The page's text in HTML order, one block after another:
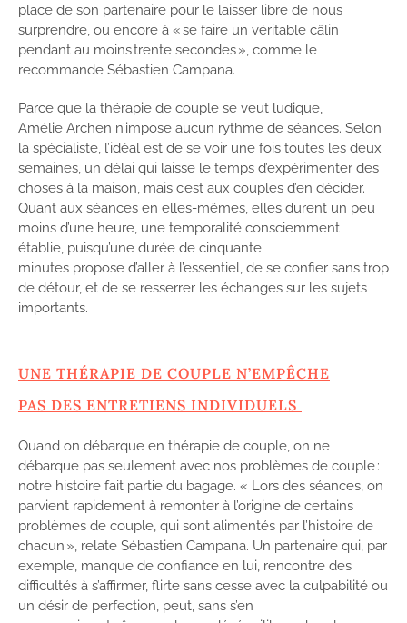
place de son partenaire pour le laisser libre de nous
surprendre, ou encore à « se faire un véritable câlin
pendant au moins trente secondes », comme le
recommande Sébastien Campana.
Parce que la thérapie de couple se veut ludique,
Amélie Archen n’impose aucun rythme de séances. Selon
la spécialiste, l’idéal est de se voir une fois toutes les deux
semaines, un délai qui laisse le temps d’expérimenter des
choses à la maison, mais c’est aux couples d’en décider.
Quant aux séances en elles-mêmes, elles durent un peu
moins d’une heure, une temporalité consciemment
établie, puisqu’une durée de cinquante
minutes propose d’aller à l’essentiel, de se confier sans trop
de détour, et de se resserrer les échanges sur les sujets
importants.
UNE THÉRAPIE DE COUPLE N’EMPÊCHE
PAS DES ENTRETIENS INDIVIDUELS
Quand on débarque en thérapie de couple, on ne
débarque pas seulement avec nos problèmes de couple :
notre histoire fait partie du bagage. « Lors des séances, on
parvient rapidement à remonter à l’origine de certains
problèmes de couple, qui sont alimentés par l’histoire de
chacun », relate Sébastien Campana. Un partenaire qui, par
exemple, manque de confiance en lui, rencontre des
difficultés à s’affirmer, flirte sans cesse avec la culpabilité ou
un désir de perfection, peut, sans s’en